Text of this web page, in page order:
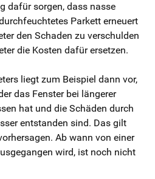
dafür sorgen, dass nasse
Parkett erneuert
den Schaden zu verschulden
die Kosten dafür ersetzen.
liegt zum Beispiel dann vor,
das Fenster bei längerer
hat und die Schäden durch
entstanden sind. Das gilt
Ab wann von einer
wird, ist noch nicht